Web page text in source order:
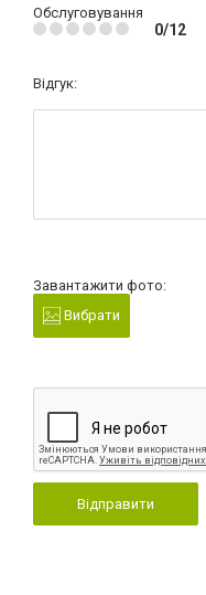
Обслуговування
0/12
Відгук:
Завантажити фото:
Вибрати
Відправити